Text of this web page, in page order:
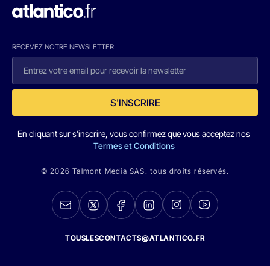
RECEVEZ NOTRE NEWSLETTER
S'INSCRIRE
En cliquant sur s'inscrire, vous confirmez que vous acceptez nos
Termes et Conditions
© 2026 Talmont Media SAS. tous droits réservés.
TOUSLESCONTACTS@ATLANTICO.FR